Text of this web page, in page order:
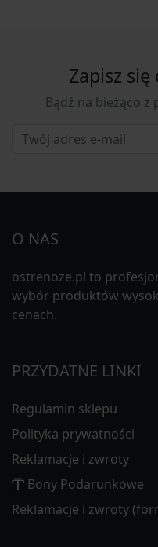
Zapisz
Bądź na bieżąco
O NAS
ostrenoze.pl to
wybór produktów
cenach.
PRZYDATNE LINKI
Regulamin sklepu
Polityka prywatności
Reklamacje i zwroty
Bony Podarunkowe
Reklamacje i zwroty